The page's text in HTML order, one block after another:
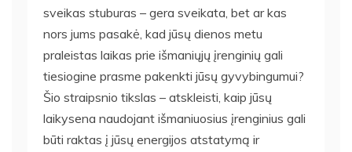
sveikas stuburas – gera sveikata, bet ar kas
nors jums pasakė, kad jūsų dienos metu
praleistas laikas prie išmaniųjų įrenginių gali
tiesiogine prasme pakenkti jūsų gyvybingumui?
Šio straipsnio tikslas – atskleisti, kaip jūsų
laikysena naudojant išmaniuosius įrenginius gali
būti raktas į jūsų energijos atstatymą ir